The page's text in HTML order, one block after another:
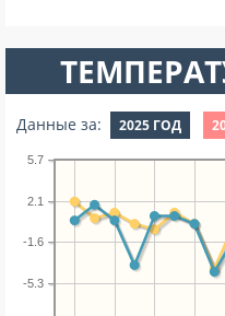
Данные за: 2025 ГОД
-5.3
-1.6
2.1
5.7